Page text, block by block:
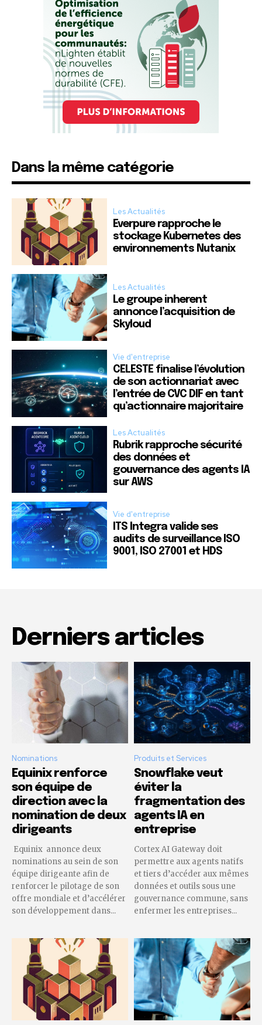
Dans la même catégorie
Les Actualités
Everpure rapproche le
stockage Kubernetes des
environnements Nutanix
Les Actualités
Le groupe inherent
annonce l’acquisition de
Skyloud
Vie d'entreprise
CELESTE finalise l’évolution
de son actionnariat avec
l’entrée de CVC DIF en tant
qu’actionnaire majoritaire
Les Actualités
Rubrik rapproche sécurité
des données et
gouvernance des agents IA
sur AWS
Vie d'entreprise
ITS Integra valide ses
audits de surveillance ISO
9001, ISO 27001 et HDS
Derniers articles
Nominations
Equinix renforce
son équipe de
direction avec la
nomination de deux
dirigeants
Equinix annonce deux
nominations au sein de son
équipe dirigeante afin de
renforcer le pilotage de son
offre mondiale et d’accélérer
son développement dans...
Produits et Services
Snowflake veut
éviter la
fragmentation des
agents IA en
entreprise
Cortex AI Gateway doit
permettre aux agents natifs
et tiers d’accéder aux mêmes
données et outils sous une
gouvernance commune, sans
enfermer les entreprises...